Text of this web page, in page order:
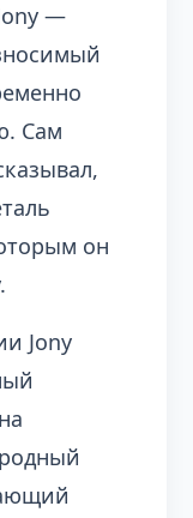
—
Сам
он
Jony